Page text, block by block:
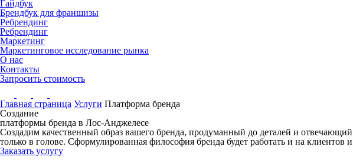
Гайдбук
Брендбук для франшизы
Ребрендинг
Ребрендинг
Маркетинг
Маркетинговое исследование рынка
О нас
Контакты
Запросить стоимость
Главная страница Услуги Платформа бренда
Создание
платформы бренда в Лос-Анджелесе
Создадим качественный образ вашего бренда, продуманный до деталей и
только в голове. Сформулированная философия бренда будет работать и на клиентов
Заказать услугу